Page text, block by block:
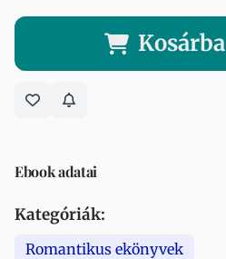
Kosárba
Ebook adatai
Kategóriák:
Romantikus ekönyvek